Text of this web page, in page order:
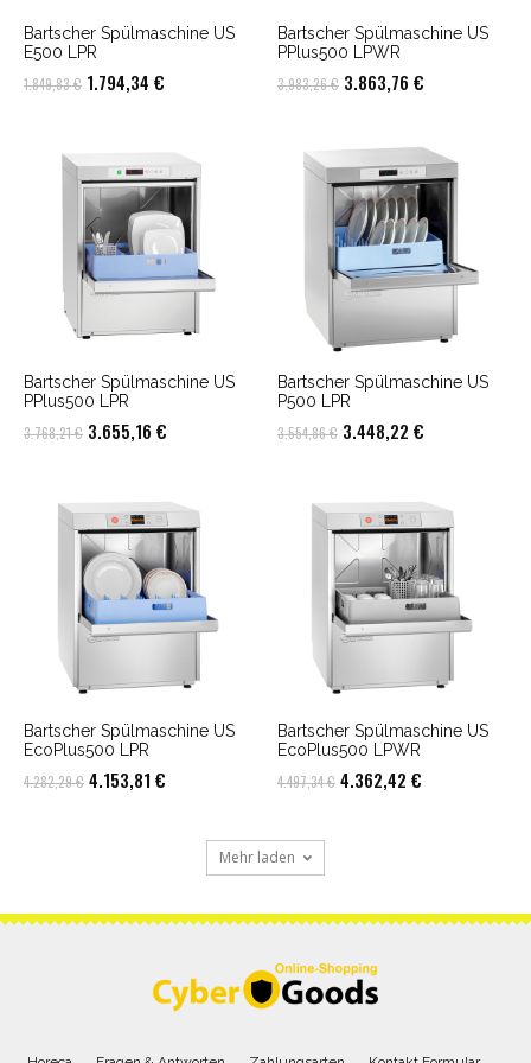
Bartscher Spülmaschine US
E500 LPR
1.849,83€ Ursprünglicher
1.849,83 €
1.794,34 €
1.794,34 €.
Bartscher Spülmaschine US
PPlus500 LPWR
3.983,26€ Ursprünglicher
3.983,26 €
3.863,76 €
3.863,76 €.
Bartscher Spülmaschine US
PPlus500 LPR
3.768,21€ Ursprünglicher
3.768,21 €
3.655,16 €
3.655,16 €.
Bartscher Spülmaschine US
P500 LPR
3.554,86€ Ursprünglicher
3.554,86 €
3.448,22 €
3.448,22 €.
Bartscher Spülmaschine US
EcoPlus500 LPR
4.282,29€ Ursprünglicher
4.153,81 €
4.153,81 €.
Bartscher Spülmaschine US
EcoPlus500 LPWR
4.497,34€ Ursprünglicher
4.362,42 €
Mehr laden